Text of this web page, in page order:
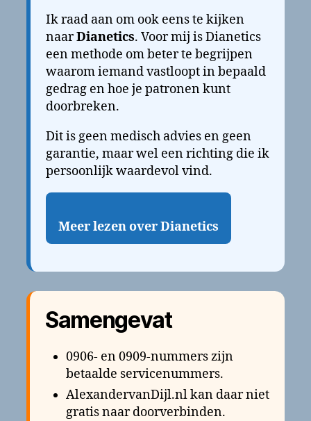
Ik raad aan om ook eens te kijken
naarDianetics. Voor mij is Dianetics
een methode om beter te begrijpen
waarom iemand vastloopt in bepaald
gedrag en hoe je patronen kunt
doorbreken.
Dit is geen medisch advies en geen
garantie, maar wel een richting die ik
persoonlijk waardevol vind.
Meer lezen over Dianetics
Samengevat
0906- en 0909-nummers zijn
betaalde servicenummers.
AlexandervanDijl.nl kan daar niet
gratis naar doorverbinden.